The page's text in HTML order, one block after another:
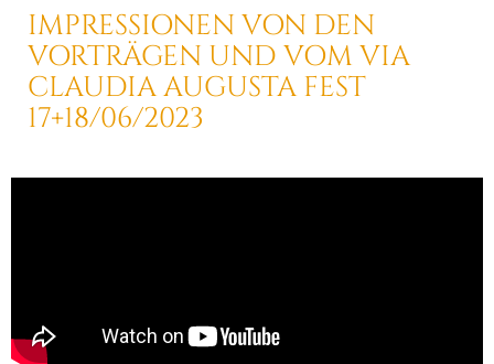
IMPRESSIONEN VON DEN
VORTRÄGEN UND VOM VIA
CLAUDIA AUGUSTA FEST
17+18/06/2023